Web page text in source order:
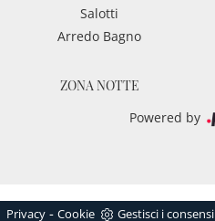
Salotti
Arredo Bagno
ZONA NOTTE
Powered by
Privacy - Cookie Gestisci i consensi